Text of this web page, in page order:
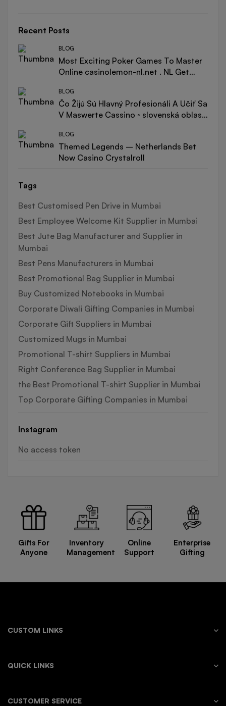
Recent Posts
BLOG
Most Exciting Poker Games To Master
Online casinolemon-nl.net . NL Get
BLOG
Čo Žijú Sú Hlavný Profesionáli A Učiť Sa
V Maswerte Cassino ◦ slovenská oblasť
BLOG
Themed Legends – Netherlands Bet
Now Casino Crystalroll
Tags
Best Customised Pen Drive in Mumbai
Best Employee Welcome Kit Supplier in Mumbai
Best Jute Bag Manufacturer and Supplier in
Mumbai
Best Pens Manufacturers in Mumbai
Best Promotional Bag Supplier in Mumbai
Buy Customized Notebooks in Mumbai
Corporate Diwali Gifting Companies in Mumbai
Corporate Gift Suppliers in Mumbai
Customized Mugs in Mumbai
Promotional T-shirt Suppliers in Mumbai
Right Conference Bag Supplier in Mumbai
the Best Promotional T-shirt Supplier in Mumbai
Top Corporate Gifting Companies in Mumbai
Instagram
No access token
Gifts For
Anyone
Inventory
Management
Online
Support
Enterprise
Gifting
CUSTOM LINKS
QUICK LINKS
CUSTOMER SERVICE